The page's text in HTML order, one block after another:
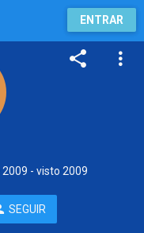
ENTRAR
2009 - visto 2009
SEGUIR